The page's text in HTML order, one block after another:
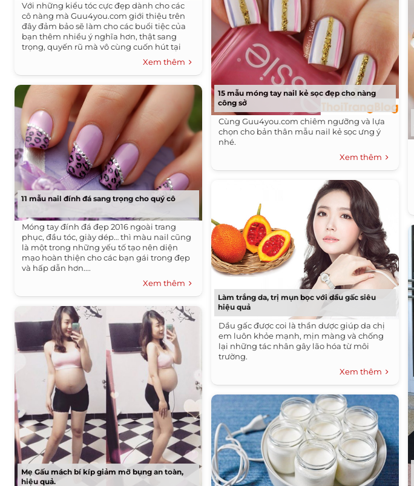
Với những kiểu tóc cực đẹp dành cho các
cô nàng mà Guu4you.com giới thiệu trên
đây đảm bảo sẽ làm cho các buổi tiệc của
bạn thêm nhiều ý nghĩa hơn, thật sang
trọng, quyến rũ mà vô cùng cuốn hút tại
các bữa tiệc nhé các nàng. Chúc các nàng
luôn xinh đẹp và mới mẻ hàng ngày với
những kiểu tóc này nhé!
Xem thêm
11 mẫu nail đính đá sang trọng cho quý cô
Móng tay đính đá đẹp 2016 ngoài trang
phục, đầu tóc, giày dép… thì màu nail cũng
là một trong những yếu tố tạo nên diện
mạo hoàn thiện cho các bạn gái trong đẹp
và hấp dẫn hơn....
Xem thêm
Mẹ Gấu mách bí kíp giảm mỡ bụng an toàn,
hiệu quả.
15 mẫu móng tay nail kẻ sọc đẹp cho nàng
công sở
Cùng Guu4you.com chiêm ngưỡng và lựa
chọn cho bản thân mẫu nail kẻ sọc ưng ý
nhé.
Xem thêm
Làm trắng da, trị mụn bọc với dầu gấc siêu
hiệu quả
Dầu gấc được coi là thần dược giúp da chị
em luôn khỏe mạnh, mịn màng và chống
lại những tác nhân gây lão hóa từ môi
trường.
Xem thêm